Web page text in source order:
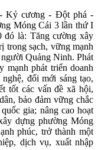
Kỷ cương - Đột phá -
Móng Cái 3 lần thứ I
đó là: Tăng cường xây
trong sạch, vững mạnh
Quảng Ninh. Phát
mạnh phát triển doanh
đổi mới sáng tạo,
tốt các vấn đề xã hội,
bảo đảm vững chắc
gia; nâng cao hoạt
dựng phường Móng
phúc, trở thành một
dịch vụ, xuất nhập